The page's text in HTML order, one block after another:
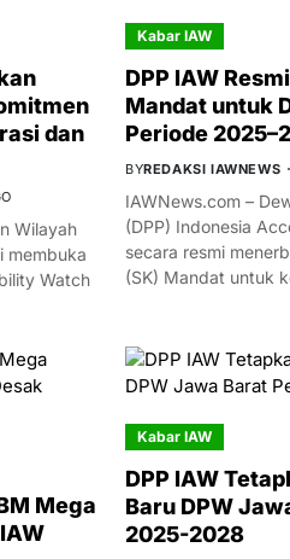
dan
Wilayah
membuka
Watch
Kabar IAW
DPP IAW
Mandat untuk
Periode
BYREDAKSI IAWNEWS
IAWNews.com –
(DPP) Indonesia
secara resmi
(SK) Mandat untuk
Mega
Kabar IAW
DPP IAW
Baru DPW
2025-2028